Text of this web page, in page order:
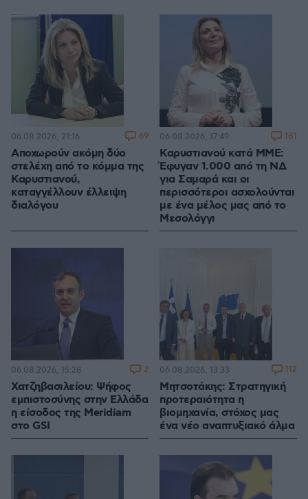
Αποχωρούν ακόμη δύο
στελέχη από το κόμμα της
Καρυστιανού,
καταγγέλλουν έλλειψη
διαλόγου
06.08.2026, 21:16 69
Καρυστιανού κατά ΜΜΕ:
Έφυγαν 1.000 από τη ΝΔ
για Σαμαρά και οι
περισσότεροι ασχολούνται
με ένα μέλος μας από το
Μεσολόγγι
06.08.2026, 17:49 181
Χατζηβασιλείου: Ψήφος
εμπιστοσύνης στην Ελλάδα
η είσοδος της Meridiam
στο GSI
06.08.2026, 15:28 2
Μητσοτάκης: Στρατηγική
προτεραιότητα η
βιομηχανία, στόχος μας
ένα νέο αναπτυξιακό άλμα
06.08.2026, 13:33 112